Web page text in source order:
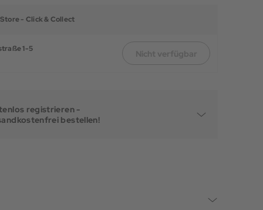
- Click & Collect
1-5
registrieren -
bestellen!